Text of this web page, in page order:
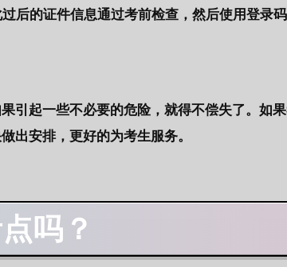
后的证件信息通过考前检查，然后使用登录
引起一些不必要的危险，就得不偿失了。如
出安排，更好的为考生服务。
吗？